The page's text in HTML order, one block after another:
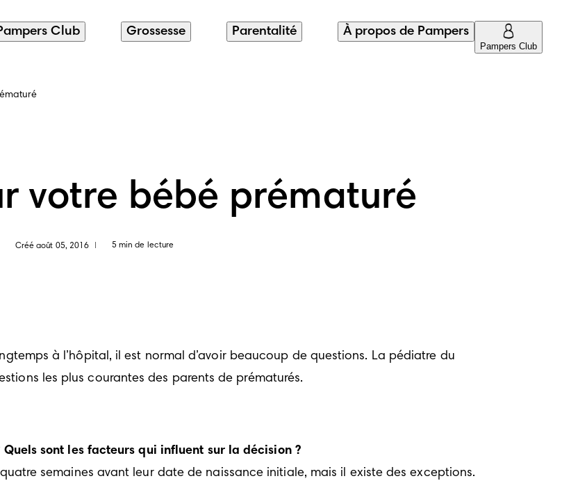
Club Grossesse Parentalité À propos de Pampers
Pampers Club
votre bébé prématuré
Créé août 05, 2016 5 min de lecture
à l’hôpital, il est normal d’avoir beaucoup de questions. La pédiatre du
les plus courantes des parents de prématurés.
sont les facteurs qui influent sur la décision ?
semaines avant leur date de naissance initiale, mais il existe des exceptions.